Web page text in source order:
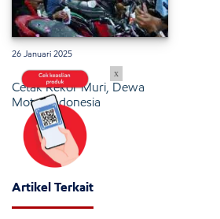
26 Januari 2025
Cetak Rekor Muri, Dewa
Motor Indonesia
Artikel Terkait
x